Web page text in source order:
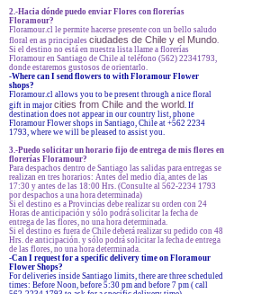
2.-Hacia dónde puedo enviar Flores con florerías
Floramour?
Floramour.cl le permite hacerse presente con un bello saludo
floral en as principales ciudades de Chile y el Mundo.
Si el destino no está en nuestra lista llame a florerías
Floramour en Santiago de Chile al teléfono (562) 22341793,
donde estaremos gustosos de orientarlo.
-Where can I send flowers to with Floramour Flower
shops?
Floramour.cl allows you to be present through a nice floral
gift in major cities from Chile and the world. If
destination does not appear in our country list, phone
Floramour Flower shops in Santiago, Chile at +562 2234
1793, where we will be pleased to assist you.
3.-Puedo solicitar un horario fijo de entrega de mis flores en
florerías Floramour?
Para despachos dentro de Santiago las salidas para entregas se
realizan en tres horarios: Antes del medio día, antes de las
17:30 y antes de las 18:00 Hrs. (Consulte al 562-2234 1793
por despachos a una hora determinada)
Si el destino es a Provincias debe realizar su orden con 24
Horas de anticipación y sólo podrá solicitar la fecha de
entrega de las flores, no una hora determinada.
Si el destino es fuera de Chile deberá realizar su pedido con 48
Hrs. de anticipación. y sólo podrá solicitar la fecha de entrega
de las flores, no una hora determinada.
-Can I request for a specific delivery time on Floramour
Flower Shops?
For deliveries inside Santiago limits, there are three scheduled
times: Before Noon, before 5:30 pm and before 7 pm ( call